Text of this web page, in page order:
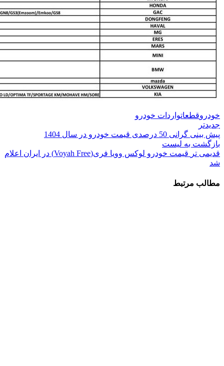
خودروقطعاتواردات خودرو
جدیدتر
پیش بینی گرانی 50 درصدی قیمت خودرو در سال 1404
بازگشت به لیست
قدیمی تر
قیمت خودرو لوکس وویا فری(Voyah Free) در ایران اعلام
شد
مطالب مرتبط